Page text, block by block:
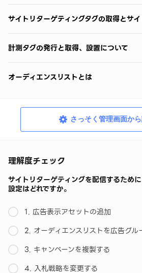
サイトリターゲティングタグの取得とサ
計測タグの発行と取得、設置について
オーディエンスリストとは
さっそく管理画面か
理解度チェック
サイトリターゲティングを配信するため
設定はどれですか。
1. 広告表示アセットの追加
2. オーディエンスリストを広告グル
3. キャンペーンを複製する
4. 入札戦略を変更する